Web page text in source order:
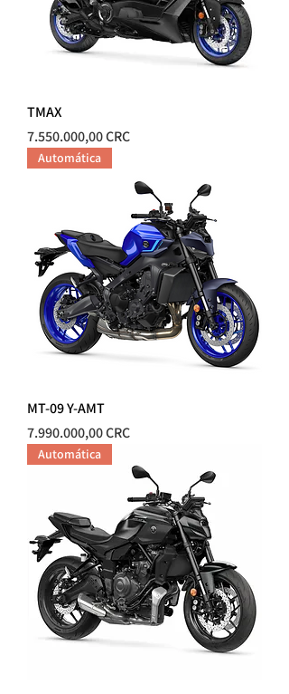
TMAX
Precio
7.550.000,00 CRC
Automática
MT-09 Y-AMT
Precio
7.990.000,00 CRC
Automática